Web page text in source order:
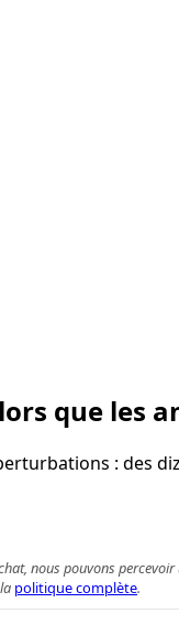
que les
: des
nous pouvons
politique complète.